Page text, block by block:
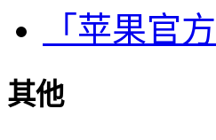
「苹果官
其他